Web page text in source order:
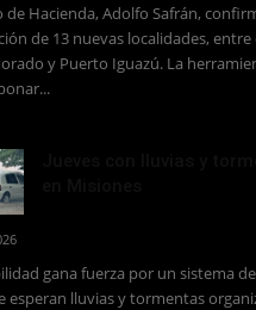
de Hacienda, Adolfo Safrán,
de 13 nuevas localidades, entre
y Puerto Iguazú. La
gana fuerza por un sistema
esperan lluvias y tormentas